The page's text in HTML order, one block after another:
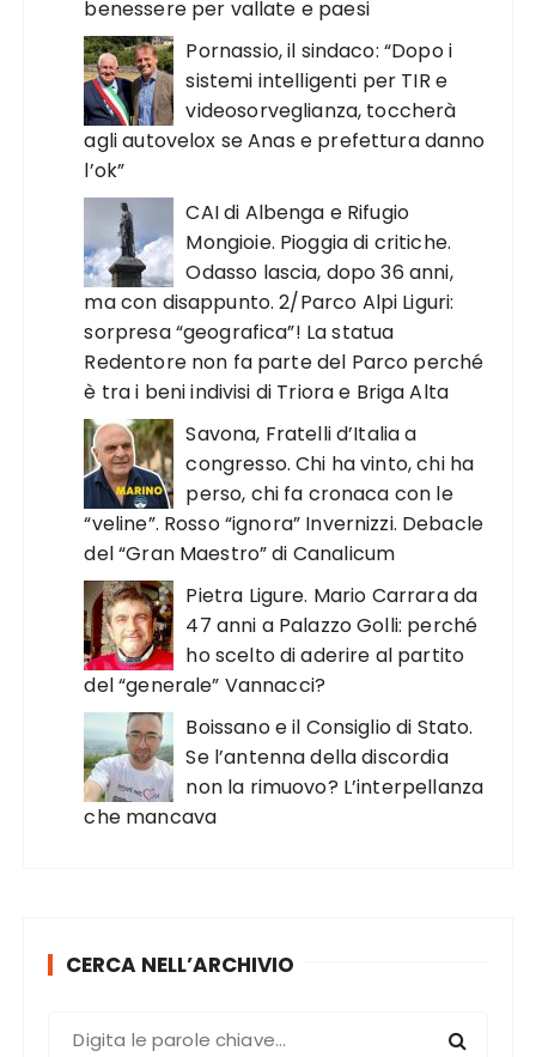
benessere per vallate e paesi
Pornassio, il sindaco: “Dopo i
sistemi intelligenti per TIR e
videosorveglianza, toccherà
agli autovelox se Anas e prefettura danno
l’ok”
CAI di Albenga e Rifugio
Mongioie. Pioggia di critiche.
Odasso lascia, dopo 36 anni,
ma con disappunto. 2/Parco Alpi Liguri:
sorpresa “geografica”! La statua
Redentore non fa parte del Parco perché
è tra i beni indivisi di Triora e Briga Alta
Savona, Fratelli d’Italia a
congresso. Chi ha vinto, chi ha
perso, chi fa cronaca con le
“veline”. Rosso “ignora” Invernizzi. Debacle
del “Gran Maestro” di Canalicum
Pietra Ligure. Mario Carrara da
47 anni a Palazzo Golli: perché
ho scelto di aderire al partito
del “generale” Vannacci?
Boissano e il Consiglio di Stato.
Se l’antenna della discordia
non la rimuovo? L’interpellanza
che mancava
CERCA NELL’ARCHIVIO